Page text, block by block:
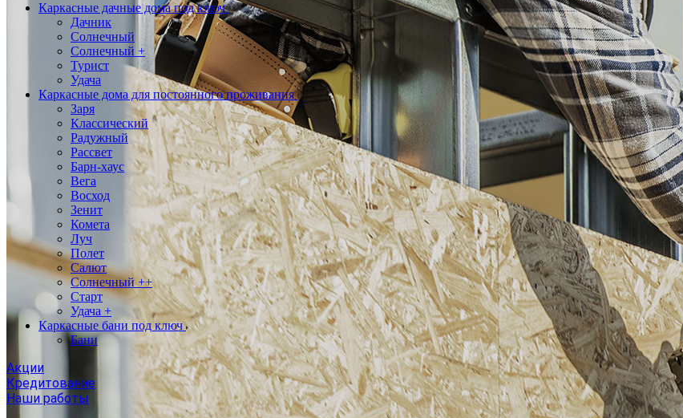
Каркасные дачные дома под ключ
Дачник
Солнечный
Солнечный +
Турист
Удача
Каркасные дома для постоянного проживания
Заря
Классический
Радужный
Рассвет
Барн-хаус
Вега
Восход
Зенит
Комета
Луч
Полет
Салют
Солнечный ++
Старт
Удача +
Каркасные бани под ключ
Бани
Акции
Кредитование
Наши работы